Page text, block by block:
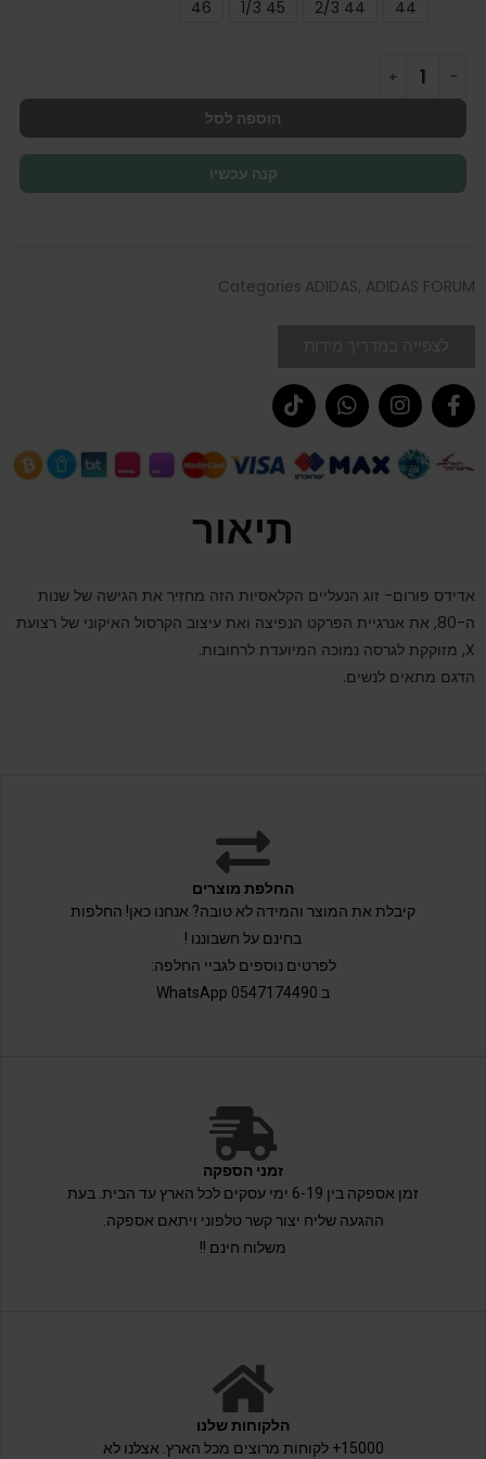
44
44 2/3
45 1/3
46
הוספה לסל
קנה עכשיו
Categories ADIDAS, ADIDAS FORUM
תיאור
אדידס פורום- זוג הנעליים הקלאסיות הזה מחזיר את הגישה של שנות
ה-80, את אנרגיית הפרקט הנפיצה ואת עיצוב הקרסול האיקוני של רצועת
X, מזוקקת לגרסה נמוכה המיועדת לרחובות.
הדגם מתאים לנשים.
החלפת מוצרים
קיבלת את המוצר והמידה לא טובה? אנחנו כאן! החלפות
בחינם על חשבוננו !
לפרטים נוספים לגביי החלפה:
ב 0547174490 WhatsApp
זמני הספקה
זמן אספקה בין 6-19 ימי עסקים לכל הארץ עד הבית. בעת
ההגעה שליח יצור קשר טלפוני ויתאם אספקה.
משלוח חינם !!
הלקוחות שלנו
15000+ לקוחות מרוצים מכל הארץ. אצלנו לא